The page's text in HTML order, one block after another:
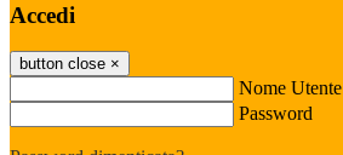
Accedi
button close ×
Nome Utente
Password